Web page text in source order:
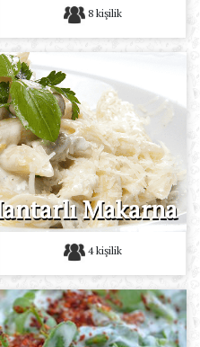
8 kişilik
Makarna
4 kişilik